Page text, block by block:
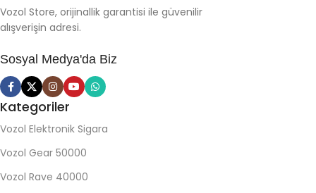
Vozol Store, orijinallik garantisi ile güvenilir
alışverişin adresi.
Sosyal Medya'da Biz
Kategoriler
Vozol Elektronik Sigara
Vozol Gear 50000
Vozol Rave 40000